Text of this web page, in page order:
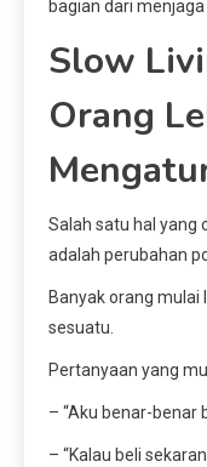
bagian dari
Slow
Orang
Salah satu hal yang
adalah perubahan
Banyak orang
sesuatu.
Pertanyaan yang
– “Aku benar-benar
– “Kalau beli